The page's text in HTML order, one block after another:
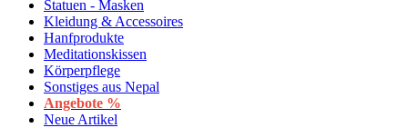
Statuen - Masken
Kleidung & Accessoires
Hanfprodukte
Meditationskissen
Körperpflege
Sonstiges aus Nepal
Angebote %
Neue Artikel